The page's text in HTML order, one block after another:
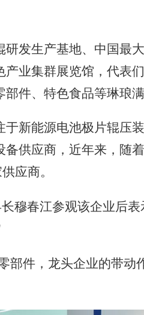
生产基地、中国最
业集群展览馆，代表
件、特色食品等琳琅
能源电池极片辊压
供应商，近年来，随
应商。
春江参观该企业后表
件，龙头企业的带动